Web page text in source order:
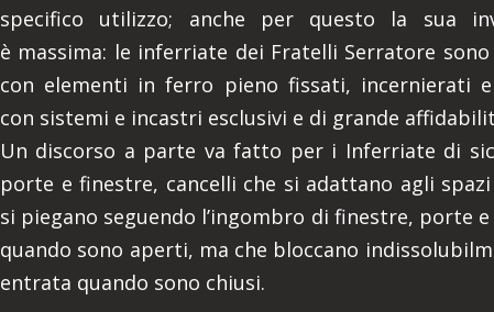
specifico utilizzo; anche per questo la sua
è massima: le inferriate dei Fratelli Serratore
con elementi in ferro pieno fissati, incernierati
con sistemi e incastri esclusivi e di grande
Un discorso a parte va fatto per i Inferriate di
porte e finestre, cancelli che si adattano agli
si piegano seguendo l’ingombro di finestre, porte
quando sono aperti, ma che bloccano
entrata quando sono chiusi.